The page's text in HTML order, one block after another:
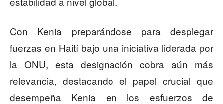
Con Kenia preparándose para desplegar
fuerzas en Haití bajo una iniciativa liderada por
la ONU, esta designación cobra aún más
relevancia, destacando el papel crucial que
desempeña Kenia en los esfuerzos de